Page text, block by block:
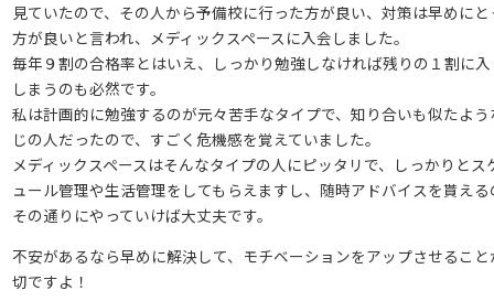
見ていたので、その人から予備校に行った方が良い、対策は早めに
方が良いと言われ、メディックスペースに入会しました。
毎年９割の合格率とはいえ、しっかり勉強しなければ残りの１割に入
しまうのも必然です。
私は計画的に勉強するのが元々苦手なタイプで、知り合いも似たよう
じの人だったので、すごく危機感を覚えていました。
メディックスペースはそんなタイプの人にピッタリで、しっかりとス
ュール管理や生活管理をしてもらえますし、随時アドバイスを貰え
その通りにやっていけば大丈夫です。
不安があるなら早めに解決して、モチベーションをアップさせるこ
切ですよ！